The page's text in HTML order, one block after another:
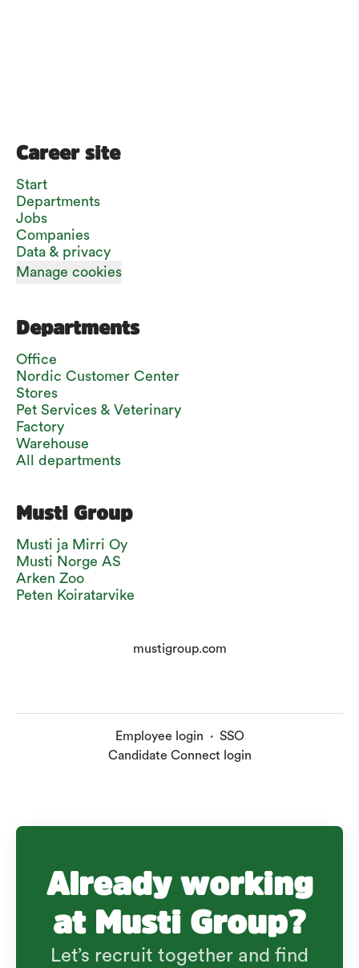
Career site
Start
Departments
Jobs
Companies
Data & privacy
Manage cookies
Departments
Office
Nordic Customer Center
Stores
Pet Services & Veterinary
Factory
Warehouse
All departments
Musti Group
Musti ja Mirri Oy
Musti Norge AS
Arken Zoo
Peten Koiratarvike
mustigroup.com
Employee login · SSO
Candidate Connect login
Already working
at Musti Group?
Let’s recruit together and find